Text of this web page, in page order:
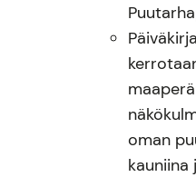
oman